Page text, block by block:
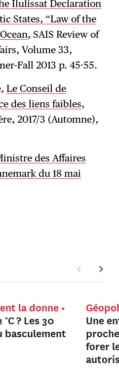
Ilulissat Declaration
States, “Law of the
, SAIS Review of
Volume 33,
Fall 2013 p. 45-55.
Le Conseil de
des liens faibles,
2017/3 (Automne),
des Affaires
du 18 mai
la donne
? Les 30
basculement
Une
forer